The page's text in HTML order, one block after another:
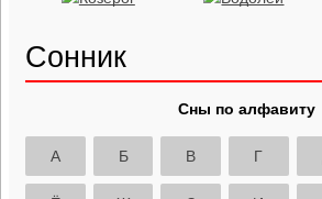
Сонник
Сны по алфавиту
А Б В Г